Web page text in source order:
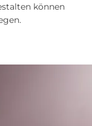
können